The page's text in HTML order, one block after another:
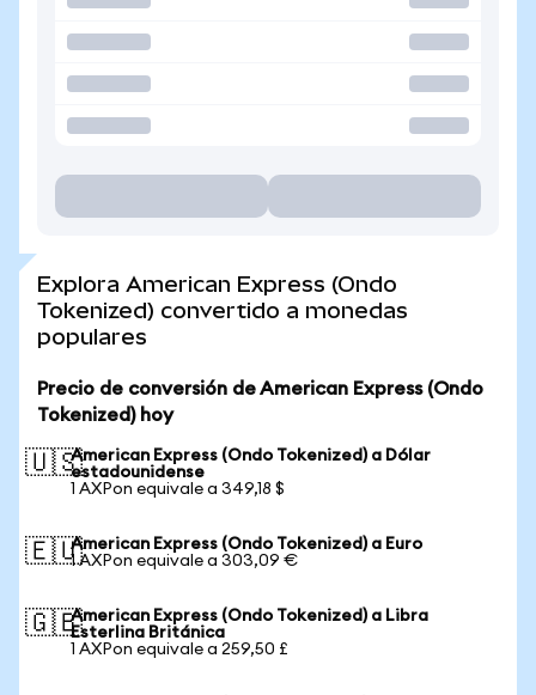
Explora American Express (Ondo
Tokenized) convertido a monedas
populares
Precio de conversión de American Express (Ondo
Tokenized) hoy
🇺🇸American Express (Ondo Tokenized) a Dólar
estadounidense
1 AXPon equivale a 349,18 $
🇪🇺American Express (Ondo Tokenized) a Euro
1 AXPon equivale a 303,09 €
🇬🇧American Express (Ondo Tokenized) a Libra
Esterlina Británica
1 AXPon equivale a 259,50 £